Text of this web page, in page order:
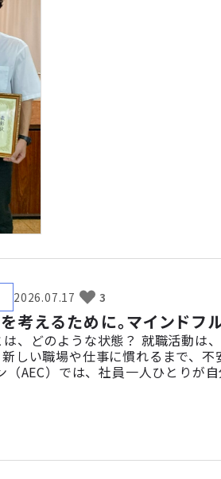
2026.07.17 3
を考えるために。マインド
は、どのような状態？ 就職活動
しい職場や仕事に慣れるまで、
（AEC）では、社員一人ひとりが